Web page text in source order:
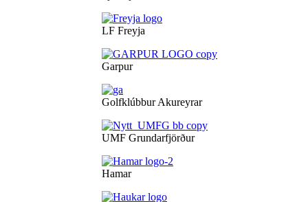
LF Freyja
Garpur
Golfklúbbur Akureyrar
UMF Grundarfjörður
Hamar